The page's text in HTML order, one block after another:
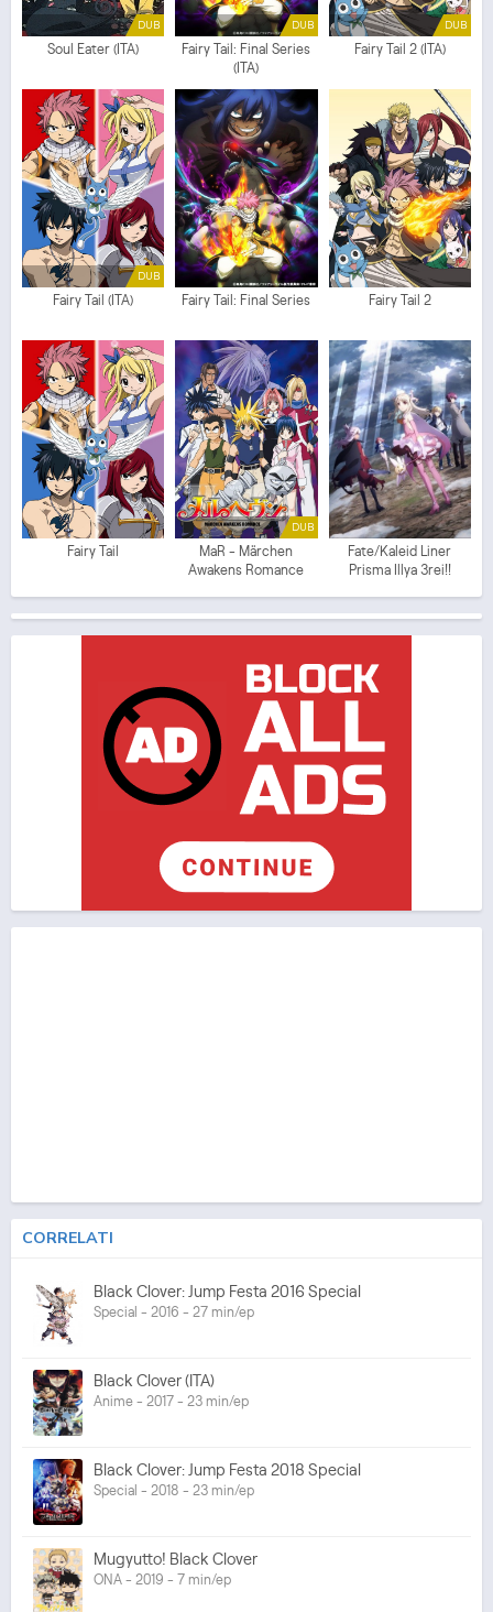
DUB
Soul Eater (ITA)
DUB
Fairy Tail: Final Series
(ITA)
DUB
Fairy Tail 2 (ITA)
DUB
Fairy Tail (ITA) Fairy Tail: Final Series Fairy Tail 2
Fairy Tail
DUB
MaR - Märchen
Awakens Romance
Fate/Kaleid Liner
Prisma Illya 3rei!!
CORRELATI
Black Clover: Jump Festa 2016 Special
Special - 2016 - 27 min/ep
Black Clover (ITA)
Anime - 2017 - 23 min/ep
Black Clover: Jump Festa 2018 Special
Special - 2018 - 23 min/ep
Mugyutto! Black Clover
ONA - 2019 - 7 min/ep